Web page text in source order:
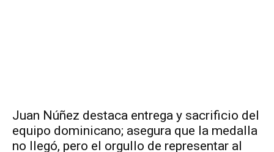
Juan Núñez destaca entrega y sacrificio del
equipo dominicano; asegura que la medalla
no llegó, pero el orgullo de representar al